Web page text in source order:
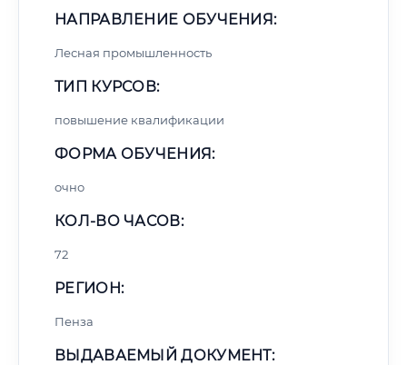
НАПРАВЛЕНИЕ ОБУЧЕНИЯ:
Лесная промышленность
ТИП КУРСОВ:
повышение квалификации
ФОРМА ОБУЧЕНИЯ:
очно
КОЛ-ВО ЧАСОВ:
72
РЕГИОН:
Пенза
ВЫДАВАЕМЫЙ ДОКУМЕНТ: